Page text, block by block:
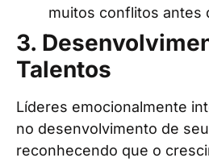
muitos conflitos antes
3.
Talentos
Líderes emocionalmente
no desenvolvimento de
reconhecendo que o